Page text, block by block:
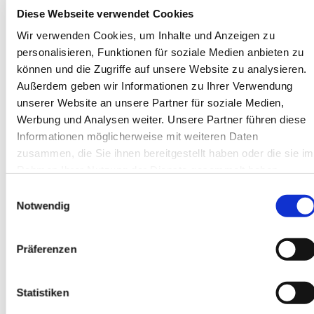
Diese Webseite verwendet Cookies
Wir verwenden Cookies, um Inhalte und Anzeigen zu
personalisieren, Funktionen für soziale Medien anbieten zu
können und die Zugriffe auf unsere Website zu analysieren.
Außerdem geben wir Informationen zu Ihrer Verwendung
unserer Website an unsere Partner für soziale Medien,
Werbung und Analysen weiter. Unsere Partner führen diese
Informationen möglicherweise mit weiteren Daten
zusammen, die Sie ihnen bereitgestellt haben oder die sie im
Notwendig
Präferenzen
Statistiken
INTEGRIERTE 2-IN1-LÖSUNGEN:
INSEKTEN- UND
SONNENSCHUTZ
In vielen Fällen gibt es triftige Gründe,den
Insektenschutz mit einem außen liegenden
Sonnenschutz zu kombinieren. Für diese Lösung
solche Sonnenschutzsysteme installieren oder Ihre
Überblick: